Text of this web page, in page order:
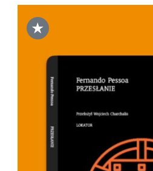
★
DODAJ DO KOSZYKA /